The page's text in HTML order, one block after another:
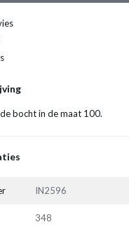
bocht in de maat 100.
IN2596
348